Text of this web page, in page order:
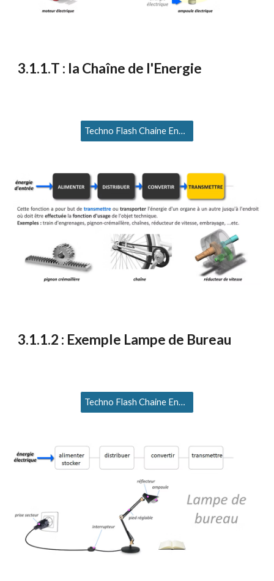
3.1.1.T : la Chaîne de l'Energie
Techno Flash Chaine Energie
3.1.1.2 : Exemple Lampe de Bureau
Techno Flash Chaine Energie